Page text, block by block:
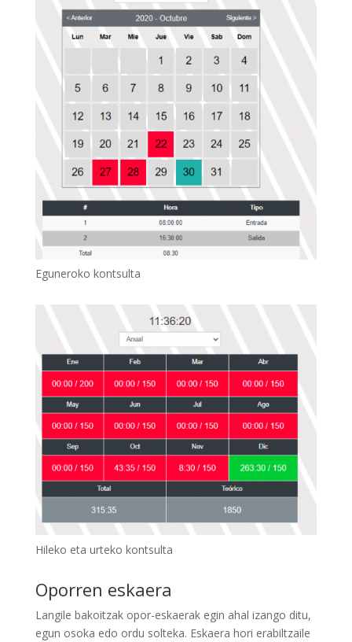
Eguneroko kontsulta
Hileko eta urteko kontsulta
Oporren eskaera
Langile bakoitzak opor-eskaerak egin ahal izango ditu,
egun osoka edo ordu solteka. Eskaera hori erabiltzaile